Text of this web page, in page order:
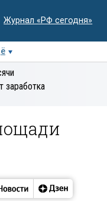
Журнал «РФ сегодня»
заработка